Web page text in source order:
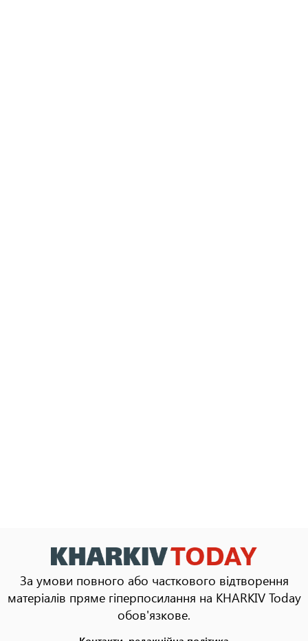
За умови повного або часткового відтворення
матеріалів пряме гіперпосилання на KHARKIV Today
обов'язкове.